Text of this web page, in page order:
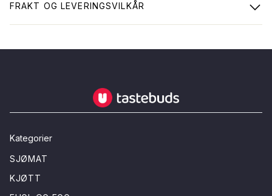
FRAKT OG LEVERINGSVILKÅR
Tastebuds - Lokalmat rett hjem
Kategorier
SJØMAT
KJØTT